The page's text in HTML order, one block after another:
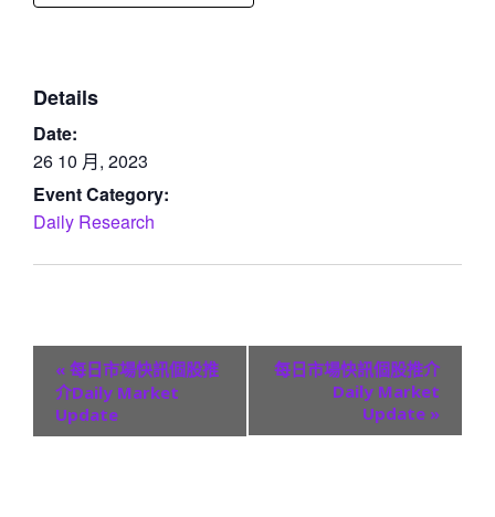
Details
Date:
26 10 月, 2023
Event Category:
Daily Research
« 每日市場快訊個股推
介Daily Market
Update
每日市場快訊個股推介
Daily Market
Update »